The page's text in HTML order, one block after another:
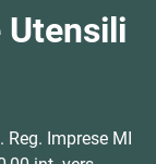
Utensili
Reg. Imprese MI